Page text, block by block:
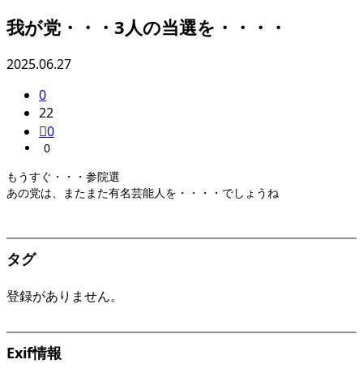
我が党・・・3人の当選を・・・・
2025.06.27
0
22
0
0
もうすぐ・・・参院選
あの党は、またまた有名芸能人を・・・・でしょうね
タグ
登録がありません。
Exif情報